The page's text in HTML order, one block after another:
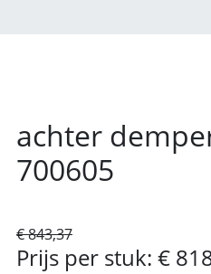
achter
700605
€ 843,37
Prijs per stuk: €